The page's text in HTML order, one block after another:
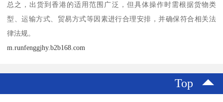
总之，出货到香港的适用范围广泛，但具体操作时需根据货物类
型、运输方式、贸易方式等因素进行合理安排，并确保符合相关法
律法规。
m.runfenggjhy.b2b168.com
Top